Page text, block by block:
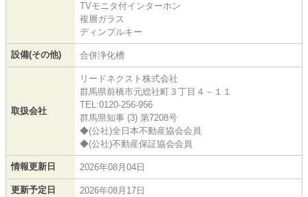
TVモニタ付インターホン
複層ガラス
ディンプルキー
設備(その他) 合併浄化槽
取扱会社
リードネクスト株式会社
群馬県前橋市元総社町３丁目４－１１
TEL:0120-256-956
群馬県知事 (3) 第7208号
◆(公社)全日本不動産協会会員
◆(公社)不動産保証協会会員
情報更新日 2026年08月04日
更新予定日 2026年08月17日